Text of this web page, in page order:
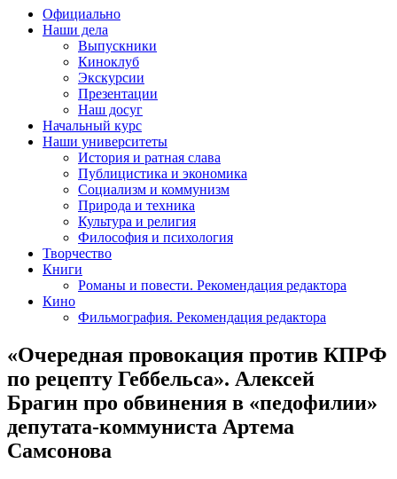
Официально
Наши дела
Выпускники
Киноклуб
Экскурсии
Презентации
Наш досуг
Начальный курс
Наши университеты
История и ратная слава
Публицистика и экономика
Социализм и коммунизм
Природа и техника
Культура и религия
Философия и психология
Творчество
Книги
Романы и повести. Рекомендация редактора
Кино
Фильмография. Рекомендация редактора
«Очередная провокация против КПРФ
по рецепту Геббельса». Алексей
Брагин про обвинения в «педофилии»
депутата-коммуниста Артема
Самсонова